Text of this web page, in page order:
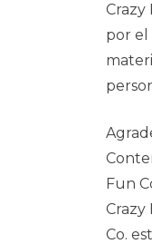
Crazy
por el
Fun
Crazy
Co.